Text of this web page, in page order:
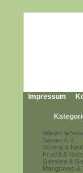
Impressum
Wieder
Samen A-Z
Schling &
Frucht &
Gemüse &
Mangroven &